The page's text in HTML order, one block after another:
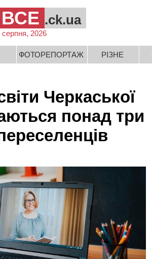
ВСЕ .ck.ua
серпня, 2026
ФОТОРЕПОРТАЖ РІЗНЕ
Черкаської
понад три